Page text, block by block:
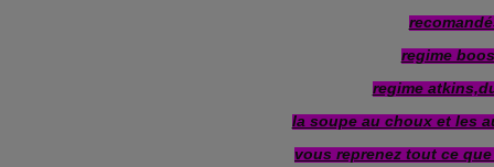
regime
regime
la soupe au choux et les
vous reprenez tout ce